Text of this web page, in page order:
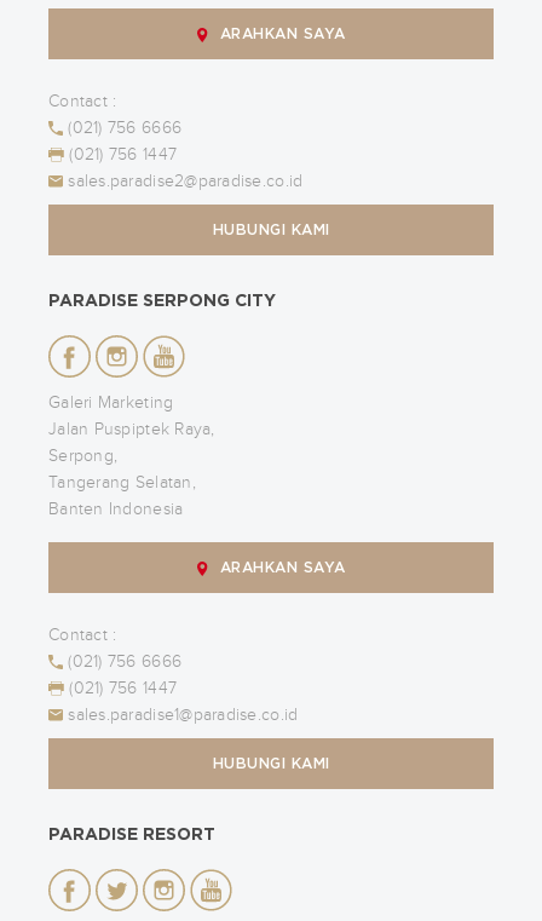
ARAHKAN SAYA
Contact :
(021) 756 6666
(021) 756 1447
sales.paradise2@paradise.co.id
HUBUNGI KAMI
PARADISE SERPONG CITY
Galeri Marketing
Jalan Puspiptek Raya,
Serpong,
Tangerang Selatan,
Banten Indonesia
ARAHKAN SAYA
Contact :
(021) 756 6666
(021) 756 1447
sales.paradise1@paradise.co.id
HUBUNGI KAMI
PARADISE RESORT